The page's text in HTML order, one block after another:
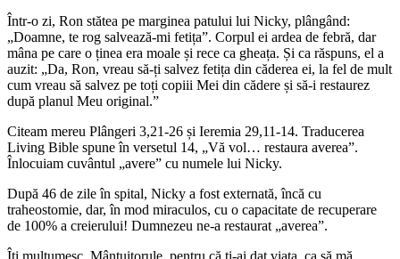
Într-o zi, Ron stătea pe marginea patului lui Nicky, plângând:
„Doamne, te rog salvează-mi fetița”. Corpul ei ardea de febră, dar
mâna pe care o ținea era moale și rece ca gheața. Și ca răspuns, el a
auzit: „Da, Ron, vreau să-ți salvez fetița din căderea ei, la fel de mult
cum vreau să salvez pe toți copiii Mei din cădere și să-i restaurez
după planul Meu original.”
Citeam mereu Plângeri 3,21-26 și Ieremia 29,11-14. Traducerea
Living Bible spune în versetul 14, „Vă vol… restaura averea”.
Înlocuiam cuvântul „avere” cu numele lui Nicky.
După 46 de zile în spital, Nicky a fost externată, încă cu
traheostomie, dar, în mod miraculos, cu o capacitate de recuperare
de 100% a creierului! Dumnezeu ne-a restaurat „averea”.
Îți mulțumesc, Mântuitorule, pentru că ți-ai dat viața, ca să mă